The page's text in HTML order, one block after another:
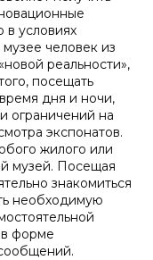
в условиях
человек из
реальности»,
посещать
дня и ночи,
ограничений на
экспонатов.
жилого или
музей. Посещая
знакомиться
необходимую
в форме